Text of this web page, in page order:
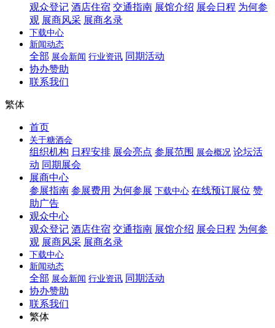
观众登记 酒店住宿 交通指南 展馆介绍 展会日程 为何参
观 展商风采 展商名录
下载中心
新闻动态
全部 展会新闻 行业资讯 同期活动
协办赞助
联系我们
繁体
首页
关于糖酒会
组织机构 日程安排 展会亮点 参展范围 展会概况 论坛活
动 同期展会
展商中心
参展指南 参展费用 为何参展 下载中心 在线预订展位 赞
助广告
观众中心
观众登记 酒店住宿 交通指南 展馆介绍 展会日程 为何参
观 展商风采 展商名录
下载中心
新闻动态
全部 展会新闻 行业资讯 同期活动
协办赞助
联系我们
繁体